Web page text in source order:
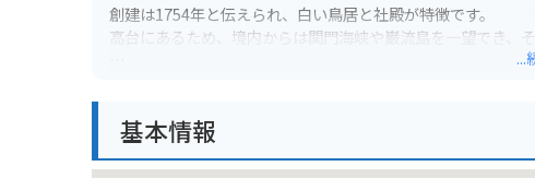
創建は1754年と伝えられ、白い鳥居と社殿が特徴です。
高台にあるため、境内からは関門海峡や巌流島を一望でき、
特に、春には桜の名所としても知られ、多くの観光客が訪れま
...
基本情報